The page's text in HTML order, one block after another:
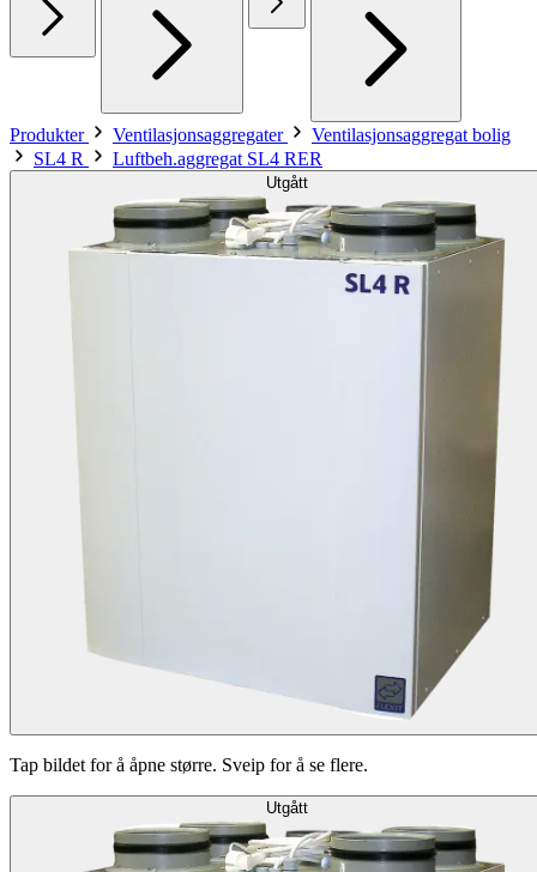
Produkter Ventilasjonsaggregater
Ventilasjonsaggregat bolig
SL4 R
Luftbeh.aggregat SL4 RER
Utgått
Tap bildet for å åpne større. Sveip for å se flere.
Utgått